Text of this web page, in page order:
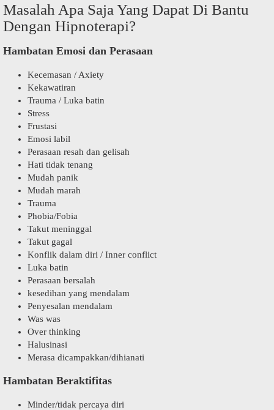
Masalah Apa Saja Yang Dapat Di Bantu
Dengan Hipnoterapi?
Hambatan Emosi dan Perasaan
Kecemasan / Axiety
Kekawatiran
Trauma / Luka batin
Stress
Frustasi
Emosi labil
Perasaan resah dan gelisah
Hati tidak tenang
Mudah panik
Mudah marah
Trauma
Phobia/Fobia
Takut meninggal
Takut gagal
Konflik dalam diri / Inner conflict
Luka batin
Perasaan bersalah
kesedihan yang mendalam
Penyesalan mendalam
Was was
Over thinking
Halusinasi
Merasa dicampakkan/dihianati
Hambatan Beraktifitas
Minder/tidak percaya diri